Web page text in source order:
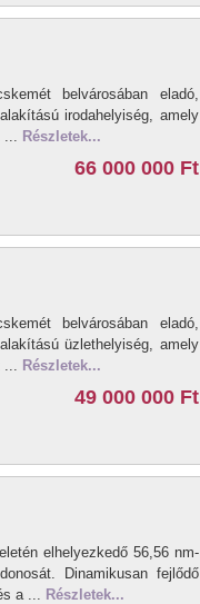
belvárosában eladó,
irodahelyiség, amely
... Részletek...
66 000 000 Ft
belvárosában eladó,
üzlethelyiség, amely
... Részletek...
49 000 000 Ft
elhelyezkedő 56,56 nm-
Dinamikusan fejlődő
a ... Részletek...